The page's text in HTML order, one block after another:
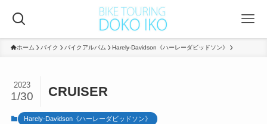
ホーム バイク バイクアルバム Harely-Davidson《ハーレーダビッドソン》
CRUISER
2023
1/30
Harely-Davidson《ハーレーダビッドソン》